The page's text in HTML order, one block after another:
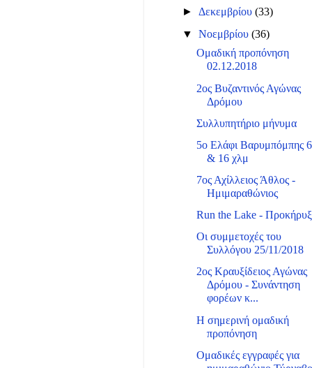
► Δεκεμβρίου(33)
▼Νοεμβρίου(36)
Ομαδική προπόνηση
02.12.2018
2ος Βυζαντινός Αγώνας
Δρόμου
Συλλυπητήριο μήνυμα
5ο Ελάφι Βαρυμπόμπης 6
& 16 χλμ
7ος Αχίλλειος Άθλος -
Ημιμαραθώνιος
Run the Lake -
Οι συμμετοχές του
Συλλόγου 25/11/2018
2ος Κραυξίδειος Αγώνας
Δρόμου - Συνάντηση
φορέων κ...
Η σημερινή ομαδική
προπόνηση
Ομαδικές εγγραφές για